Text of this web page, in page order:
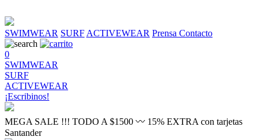
SWIMWEAR SURF ACTIVEWEAR Prensa Contacto
0
SWIMWEAR
SURF
ACTIVEWEAR
¡Escribinos!
MEGA SALE !!! TODO A $1500 〰 15% EXTRA con tarjetas
Santander